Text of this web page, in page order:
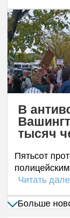
В
тысяч
Пятьсот
Читать
Больше